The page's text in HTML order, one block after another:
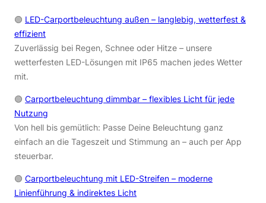
🟢 LED-Carportbeleuchtung außen – langlebig, wetterfest &
effizient
Zuverlässig bei Regen, Schnee oder Hitze – unsere
wetterfesten LED-Lösungen mit IP65 machen jedes Wetter
mit.
🟢 Carportbeleuchtung dimmbar – flexibles Licht für jede
Nutzung
Von hell bis gemütlich: Passe Deine Beleuchtung ganz
einfach an die Tageszeit und Stimmung an – auch per App
steuerbar.
🟢 Carportbeleuchtung mit LED-Streifen – moderne
Linienführung & indirektes Licht